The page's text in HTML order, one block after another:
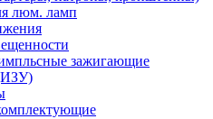
люм. ламп
зажигающие